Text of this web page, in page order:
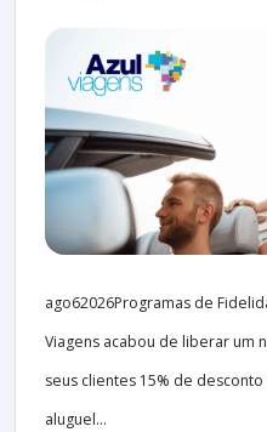
ago62026Programas de
Viagens acabou de liberar um
seus clientes 15% de
aluguel...